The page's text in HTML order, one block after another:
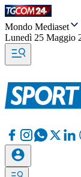
Mondo Mediaset
Lunedì 25 Maggio